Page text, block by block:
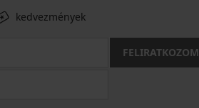
kedvezmények
FELIRATKOZOM